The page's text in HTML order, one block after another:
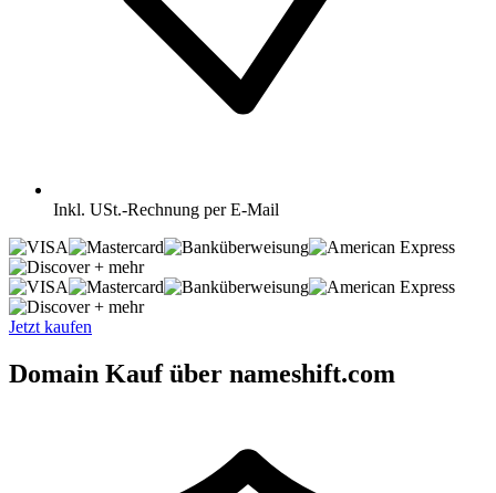
Inkl. USt.-Rechnung per E-Mail
+ mehr
+ mehr
Jetzt kaufen
Domain Kauf über nameshift.com